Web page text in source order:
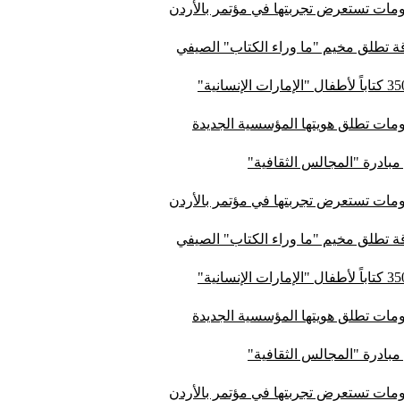
تستعرض تجربتها في مؤتمر بالأردن
تطلق مخيم "ما وراء الكتاب" الصيفي
تطلق هويتها المؤسسية الجديدة
"المجالس الثقافية"
تستعرض تجربتها في مؤتمر بالأردن
تطلق مخيم "ما وراء الكتاب" الصيفي
تطلق هويتها المؤسسية الجديدة
"المجالس الثقافية"
تستعرض تجربتها في مؤتمر بالأردن